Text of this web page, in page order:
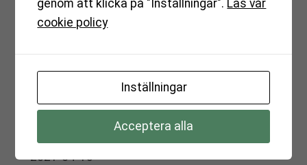
och hjärtmedicin och utökar sin verksamhet
med en etablering i Bas Barkarby. Ökad
2021-04-13
genom att klicka på "Inställningar". Läs vår
cookie policy
Inställningar
Acceptera alla